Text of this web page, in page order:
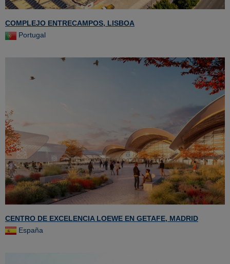
COMPLEJO ENTRECAMPOS, LISBOA
Portugal
CENTRO DE EXCELENCIA LOEWE EN GETAFE, MADRID
España